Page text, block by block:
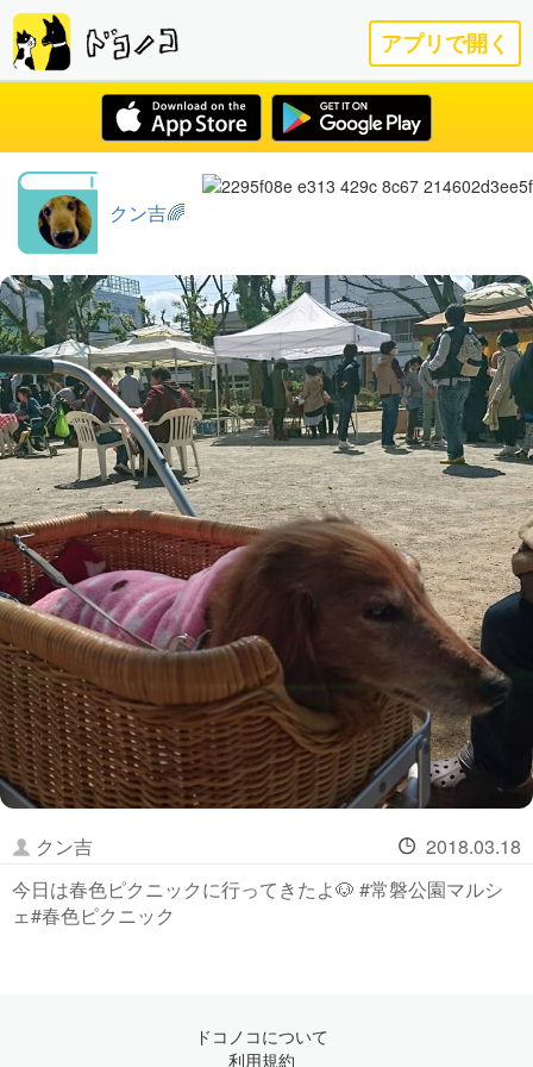
アプリで開く
クン吉🌈
クン吉
2018.03.18
今日は春色ピクニックに行ってきたよ🐶 #常磐公園マルシ
ェ#春色ピクニック
ドコノコについて
利用規約